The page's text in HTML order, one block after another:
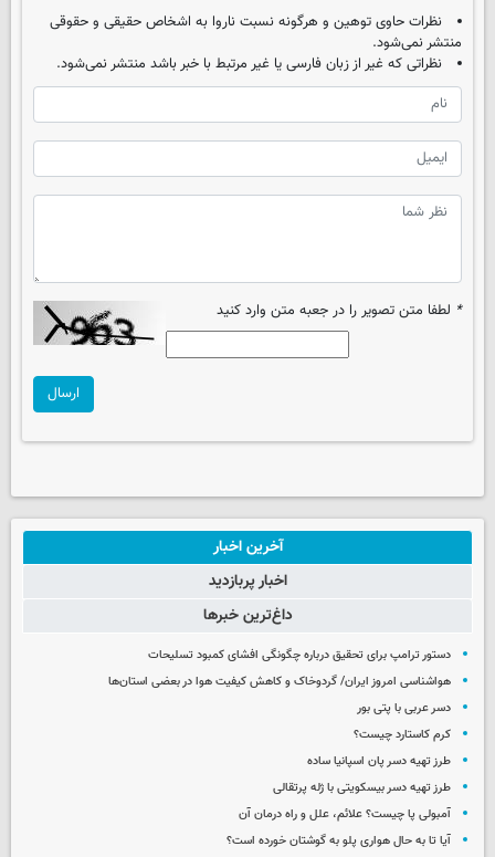
نظرات حاوی توهین و هرگونه نسبت ناروا به اشخاص حقیقی و حقوقی
منتشر نمی‌شود.
نظراتی که غیر از زبان فارسی یا غیر مرتبط با خبر باشد منتشر نمی‌شود.
* لطفا متن تصویر را در جعبه متن وارد کنید
ارسال
آخرین اخبار
اخبار پربازدید
داغ‌ترین خبرها
دستور ترامپ برای تحقیق درباره چگونگی افشای کمبود تسلیحات
هواشناسی امروز ایران/ گردوخاک و کاهش کیفیت هوا در بعضی استان‌ها
دسر عربی با پتی بور
کرم کاستارد چیست؟
طرز تهیه دسر پان اسپانیا ساده
طرز تهیه دسر بیسکویتی با ژله پرتقالی
آمبولی پا چیست؟ علائم، علل و راه درمان آن
آیا تا به حال هواری پلو به گوشتان خورده است؟